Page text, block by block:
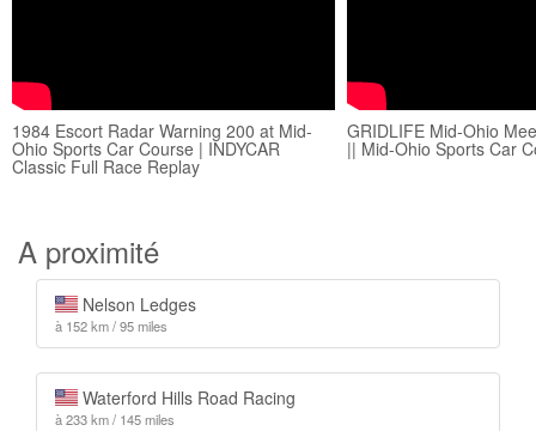
1984 Escort Radar Warning 200 at Mid-
Ohio Sports Car Course | INDYCAR
Classic Full Race Replay
GRIDLIFE Mid-Ohio
|| Mid-Ohio Sports Car
A proximité
Nelson Ledges
à 152 km / 95 miles
Waterford Hills Road Racing
à 233 km / 145 miles